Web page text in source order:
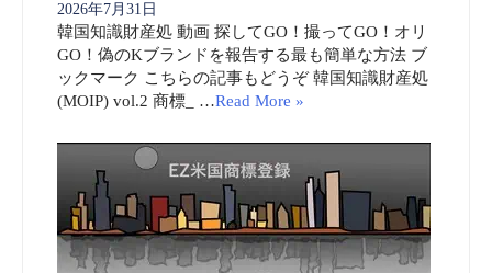
2026年7月31日
韓国知識財産処 動画 探してGO！撮ってGO！オリ
GO！偽のKブランドを報告する最も簡単な方法 ブ
ックマーク こちらの記事もどうぞ 韓国知識財産処
(MOIP) vol.2 商標_ …Read More »